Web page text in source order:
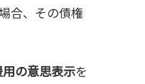
合、その債権
の意思表示を